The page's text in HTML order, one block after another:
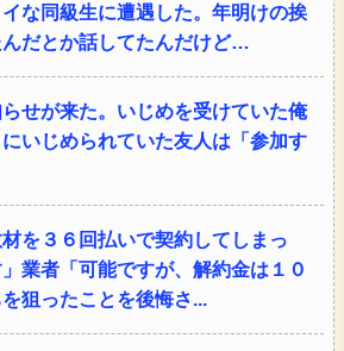
な同級生に遭遇した。年明けの挨
だとか話してたんだけど…
せが来た。いじめを受けていた俺
いじめられていた友人は「参加す
を３６回払いで契約してしまっ
業者「可能ですが、解約金は１０
狙ったことを後悔さ...